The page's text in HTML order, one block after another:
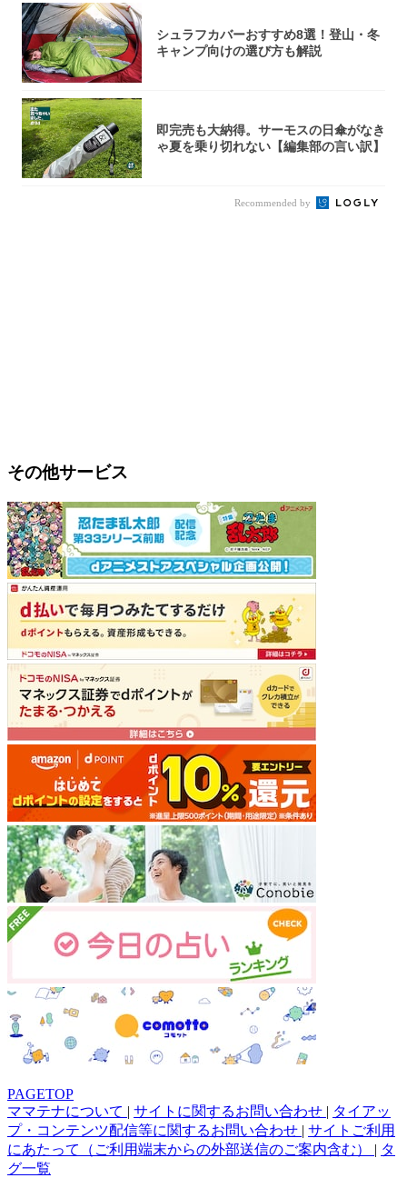
シュラフカバーおすすめ8選！登山・冬
キャンプ向けの選び方も解説
即完売も大納得。サーモスの日傘がなき
ゃ夏を乗り切れない【編集部の言い訳】
Recommended by
その他サービス
PAGETOP
ママテナについて | サイトに関するお問い合わせ | タイアッ
プ・コンテンツ配信等に関するお問い合わせ | サイトご利用
にあたって（ご利用端末からの外部送信のご案内含む） | タ
グ一覧